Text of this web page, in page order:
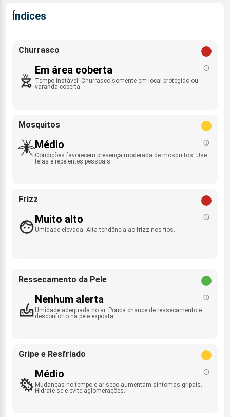
Índices
Churrasco
Em área coberta
Tempo instável. Churrasco somente em local protegido ou
varanda coberta.
Mosquitos
Médio
Condições favorecem presença moderada de mosquitos. Use
telas e repelentes pessoais.
Frizz
Muito alto
Umidade elevada. Alta tendência ao frizz nos fios.
Ressecamento da Pele
Nenhum alerta
Umidade adequada no ar. Pouca chance de ressecamento e
desconforto na pele exposta.
Gripe e Resfriado
Médio
Mudanças no tempo e ar seco aumentam sintomas gripais.
Hidrate-se e evite aglomerações.